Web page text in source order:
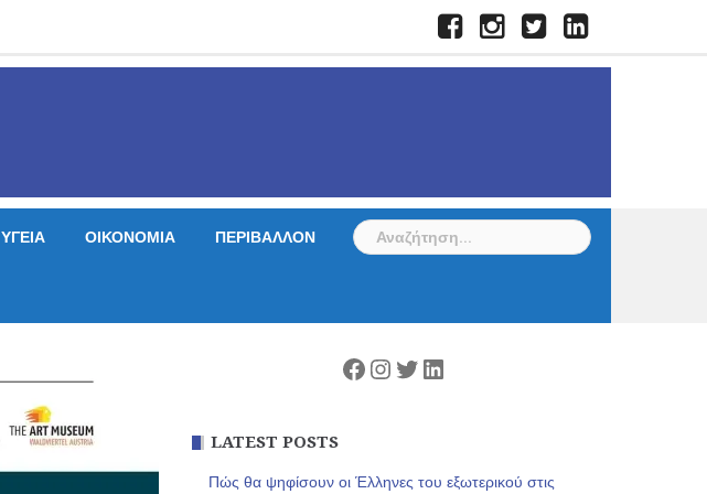
FacebookInstagramTwitterLinkedIn
ΥΓΕΙΑ ΟΙΚΟΝΟΜΙΑ ΠΕΡΙΒΑΛΛΟΝ
Αναζήτηση
για:
Facebook
Instagram
Twitter
Linkedin
LATEST POSTS
Πώς θα ψηφίσουν οι Έλληνες του εξωτερικού στις